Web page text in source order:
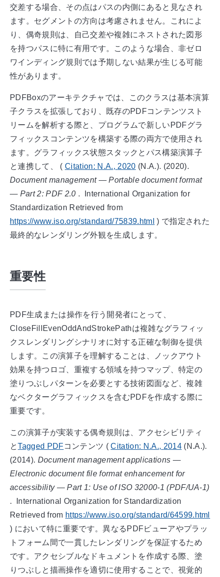
交差する場合、その点はパスの内側にあると見なされ
ます。セグメントの方向は考慮されません。これによ
り、偶奇規則は、自己交差や複雑にネストされた図形
を持つパスに特に有用です。このような場合、非ゼロ
ワインディング規則では予期しない結果が生じる可能
性があります。
PDFBoxのアーキテクチャでは、このクラスは基本演算
子クラスを拡張しており、既存のPDFコンテンツスト
リームを解析する際と、プログラムで新しいPDFグラ
フィックスコンテンツを構築する際の両方で使用され
ます。グラフィックス状態スタックとパス構築演算子
と連携して、 ( Citation: N.A., 2020 (N.A.). (2020).
Document management — Portable document format
— Part 2: PDF 2.0 .
International Organization for
Standardization Retrieved from
https://www.iso.org/standard/75839.html ) で指定された
最終的なレンダリング外観を生成します。
重要性
PDF生成または操作を行う開発者にとって、
CloseFillEvenOddAndStrokePathは複雑なグラフィッ
クスレンダリングシナリオに対する正確な制御を提供
します。この演算子を理解することは、ノックアウト
効果を持つロゴ、重複する領域を持つマップ、特定の
塗りつぶしパターンを必要とする技術図面など、複雑
なベクターグラフィックスを含むPDFを作成する際に
重要です。
この演算子が実装する偶奇規則は、アクセシビリティ
とTagged PDFコンテンツ ( Citation: N.A., 2014 (N.A.).
(2014). Document management applications —
Electronic document file format enhancement for
accessibility — Part 1: Use of ISO 32000-1 (PDF/UA-1)
.
International Organization for Standardization
Retrieved from https://www.iso.org/standard/64599.html
) において特に重要です。異なるPDFビューアやプラッ
トフォーム間で一貫したレンダリングを保証するため
です。アクセシブルなドキュメントを作成する際、塗
りつぶしと描画操作を適切に使用することで、視覚的